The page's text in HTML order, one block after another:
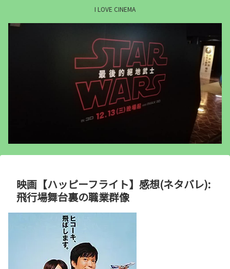
I LOVE CINEMA
映画【ハッピーフライト】感想(ネタバレ):
飛行場舞台裏の職業群像